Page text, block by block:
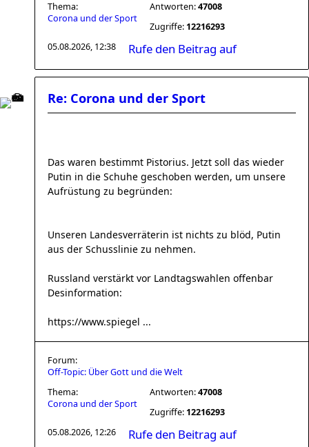
Thema:
Corona und der Sport
Antworten:47008
Zugriffe: 12216293
05.08.2026, 12:38
Rufe den Beitrag auf
Re: Corona und der Sport
Das waren bestimmt Pistorius. Jetzt soll das wieder
Putin in die Schuhe geschoben werden, um unsere
Aufrüstung zu begründen:
Unseren Landesverräterin ist nichts zu blöd, Putin
aus der Schusslinie zu nehmen.
Russland verstärkt vor Landtagswahlen offenbar
Desinformation:
https://www.spiegel ...
Forum:
Off-Topic: Über Gott und die Welt
Thema:
Corona und der Sport
Antworten:47008
Zugriffe: 12216293
05.08.2026, 12:26
Rufe den Beitrag auf